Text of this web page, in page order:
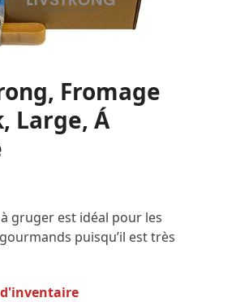
Fromage
Large, Á
gruger est idéal pour les
puisqu’il est très